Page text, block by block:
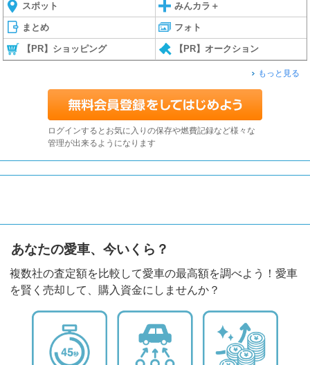
スポット みんカラ＋
まとめ フォト
【PR】ショッピング 【PR】オークション
もっと見る
ログインするとお気に入りの保存や燃費記録など様々な
管理が出来るようになります
あなたの愛車、今いくら？
複数社の査定額を比較して愛車の最高額を調べよう！愛車
を賢く売却して、購入資金にしませんか？